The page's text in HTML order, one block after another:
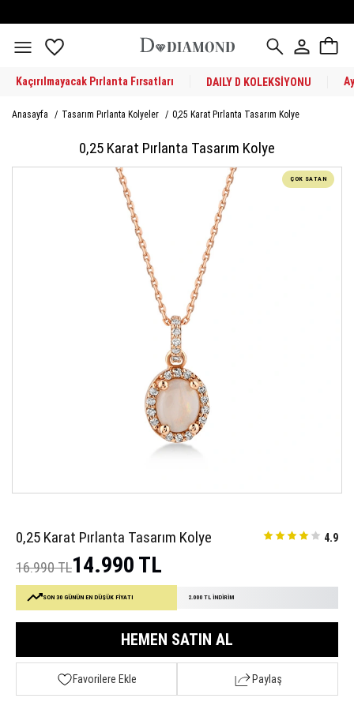
Kaçırılmayacak Pırlanta Fırsatları DAILY D KOLEKSİYONU
Anasayfa / Tasarım Pırlanta Kolyeler / 0,25 Karat Pırlanta Tasarım Kolye
0,25 Karat Pırlanta Tasarım Kolye
ÇOK SATAN
0,25 Karat Pırlanta Tasarım Kolye 4.9
16.990 TL14.990 TL
SON 30 GÜNÜN EN DÜŞÜK FİYATI 2.000 TL İNDİRİM
HEMEN SATIN AL
Favorilere Ekle Paylaş